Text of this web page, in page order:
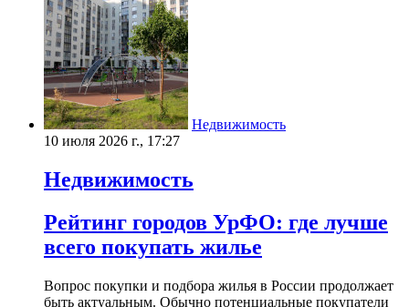
Недвижимость
10 июля 2026 г., 17:27
Недвижимость
Рейтинг городов УрФО: где лучше
всего покупать жилье
Вопрос покупки и подбора жилья в России продолжает
быть актуальным. Обычно потенциальные покупатели